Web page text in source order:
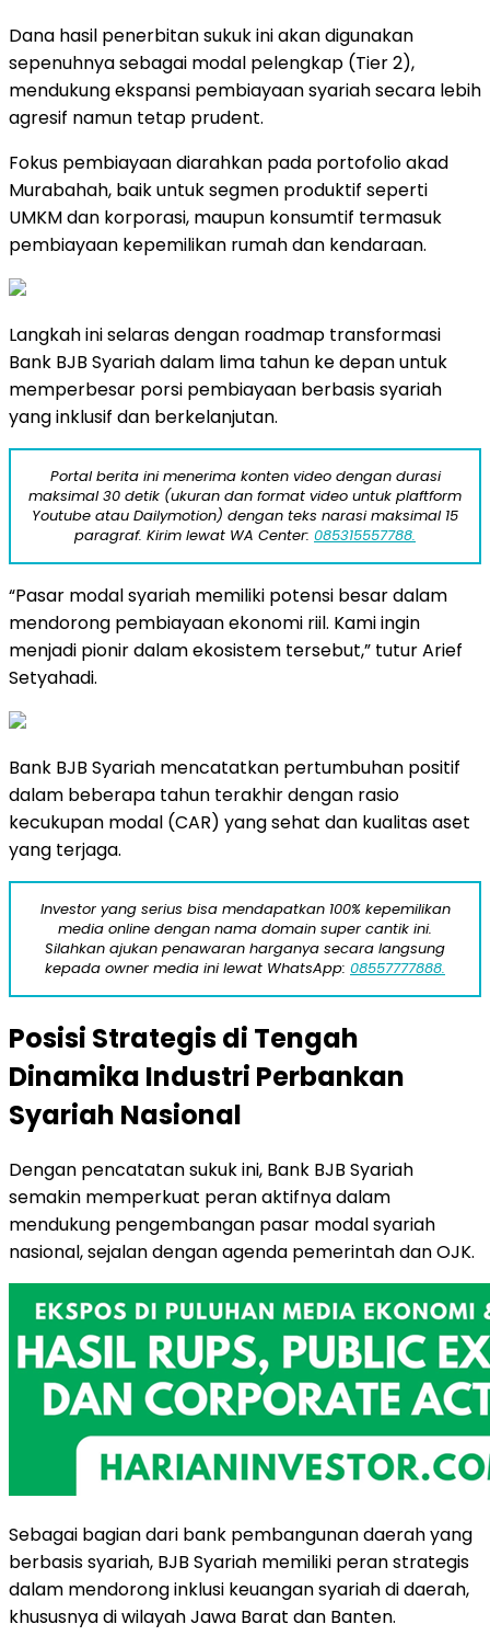
Dana hasil penerbitan sukuk ini akan digunakan
sepenuhnya sebagai modal pelengkap (Tier 2),
mendukung ekspansi pembiayaan syariah secara lebih
agresif namun tetap prudent.
Fokus pembiayaan diarahkan pada portofolio akad
Murabahah, baik untuk segmen produktif seperti
UMKM dan korporasi, maupun konsumtif termasuk
pembiayaan kepemilikan rumah dan kendaraan.
Langkah ini selaras dengan roadmap transformasi
Bank BJB Syariah dalam lima tahun ke depan untuk
memperbesar porsi pembiayaan berbasis syariah
yang inklusif dan berkelanjutan.
Portal berita ini menerima konten video dengan durasi
maksimal 30 detik (ukuran dan format video untuk plaftform
Youtube atau Dailymotion) dengan teks narasi maksimal 15
paragraf. Kirim lewat WA Center: 085315557788.
“Pasar modal syariah memiliki potensi besar dalam
mendorong pembiayaan ekonomi riil. Kami ingin
menjadi pionir dalam ekosistem tersebut,” tutur Arief
Setyahadi.
Bank BJB Syariah mencatatkan pertumbuhan positif
dalam beberapa tahun terakhir dengan rasio
kecukupan modal (CAR) yang sehat dan kualitas aset
yang terjaga.
Investor yang serius bisa mendapatkan 100% kepemilikan
media online dengan nama domain super cantik ini.
Silahkan ajukan penawaran harganya secara langsung
kepada owner media ini lewat WhatsApp: 08557777888.
Posisi Strategis di Tengah
Dinamika Industri Perbankan
Syariah Nasional
Dengan pencatatan sukuk ini, Bank BJB Syariah
semakin memperkuat peran aktifnya dalam
mendukung pengembangan pasar modal syariah
nasional, sejalan dengan agenda pemerintah dan OJK.
Sebagai bagian dari bank pembangunan daerah yang
berbasis syariah, BJB Syariah memiliki peran strategis
dalam mendorong inklusi keuangan syariah di daerah,
khususnya di wilayah Jawa Barat dan Banten.